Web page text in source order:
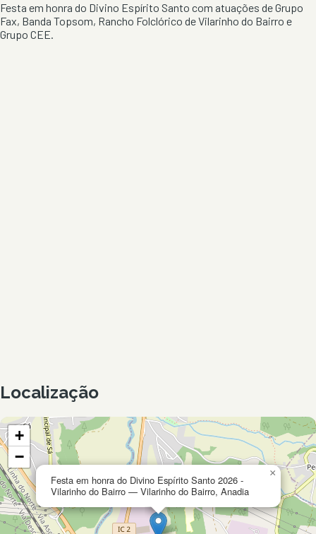
Festa em honra do Divino Espírito Santo com atuações de Grupo
Fax, Banda Topsom, Rancho Folclórico de Vilarinho do Bairro e
Grupo CEE.
Localização
Festa em honra do Divino Espírito Santo 2026 -
Vilarinho do Bairro — Vilarinho do Bairro, Anadia
×
+
−